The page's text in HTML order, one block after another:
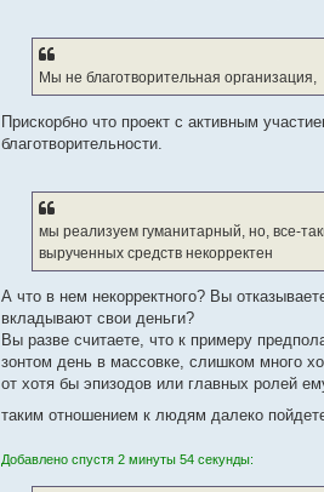
Мы не благотворительная организация,
Прискорбно что проект с активным
благотворительности.
мы реализуем гуманитарный, но, все-
вырученных средств некорректен
А что в нем некорректного? Вы
вкладывают свои деньги?
Вы разве считаете, что к примеру
зонтом день в массовке, слишком много
от хотя бы эпизодов или главных ролей
таким отношением к людям далеко
Добавлено спустя 2 минуты 54 секунды: